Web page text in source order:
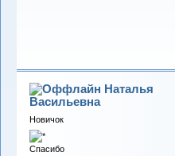
Наталья
Васильевна
Новичок
Спасибо